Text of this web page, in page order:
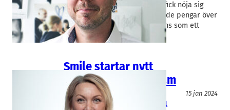
Smile fick 30 Mkr medan Minc fick nöja sig
med 2,4 Mkr när Vinnova strödde pengar över
landets inkubatorer. – Det känns som ett
lotteri…
Smile startar nytt
uppskalningsprogram
Myndighet/Organisation
15 jan 2024
Smile Incubator